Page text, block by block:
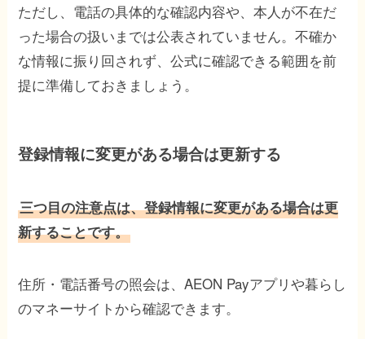
ただし、電話の具体的な確認内容や、本人が不在だ
った場合の扱いまでは公表されていません。不確か
な情報に振り回されず、公式に確認できる範囲を前
提に準備しておきましょう。
登録情報に変更がある場合は更新する
三つ目の注意点は、登録情報に変更がある場合は更
新することです。
住所・電話番号の照会は、AEON Payアプリや暮らし
のマネーサイトから確認できます。